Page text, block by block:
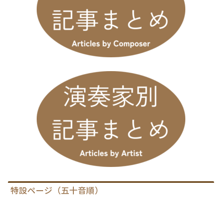
特設ページ（五十音順）